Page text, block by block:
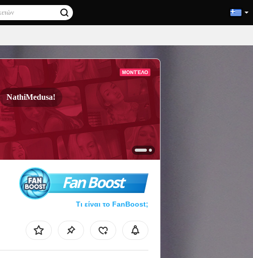
NathiMedusa!
Fan Boost
Τι είναι το FanBoost;